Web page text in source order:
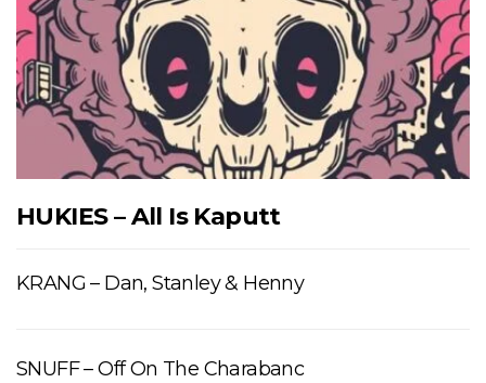
HUKIES – All Is Kaputt
KRANG – Dan, Stanley & Henny
SNUFF – Off On The Charabanc